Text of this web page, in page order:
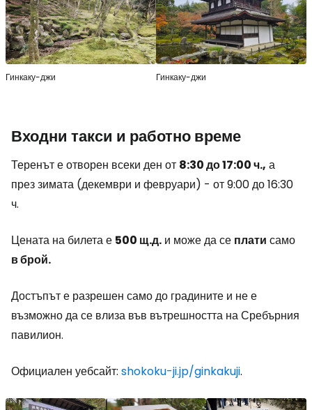
Гинкаку-джи Гинкаку-джи
Входни такси и работно време
Теренът е отворен всеки ден от 8:30 до 17:00 ч., а
през зимата (декември и февруари) - от 9:00 до 16:30
ч.
Цената на билета е 500 щ.д. и може да се плати само
в брой.
Достъпът е разрешен само до градините и не е
възможно да се влиза във вътрешността на Сребърния
павилион.
Официален уебсайт: shokoku-ji.jp/ginkakuji.